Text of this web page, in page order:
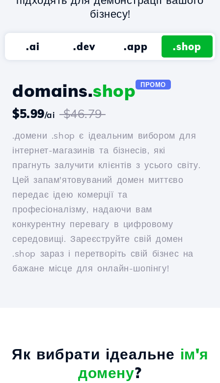
бізнесу!
.ai .dev .app .shop
domains.shop ПРОМО
$5.99/ai $46.79
.домени .shop є ідеальним вибором для
інтернет-магазинів та бізнесів, які
прагнуть залучити клієнтів з усього світу.
Цей запам'ятовуваний домен миттєво
передає ідею комерції та
професіоналізму, надаючи вам
конкурентну перевагу в цифровому
середовищі. Зареєструйте свій домен
.shop зараз і перетворіть свій бізнес на
бажане місце для онлайн-шопінгу!
Як вибрати ідеальне ім'я
домену?